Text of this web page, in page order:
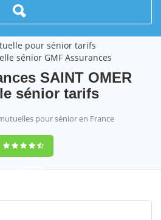
pour sénior tarifs
sénior GMF Assurances
SAINT OMER
sénior tarifs
pour sénior en France
9,2(100%)452